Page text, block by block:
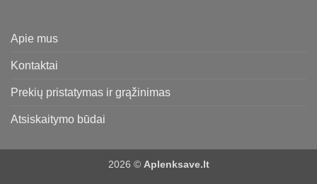
Apie mus
Kontaktai
Prekių pristatymas ir grąžinimas
Atsiskaitymo būdai
2026 © Aplenksave.lt